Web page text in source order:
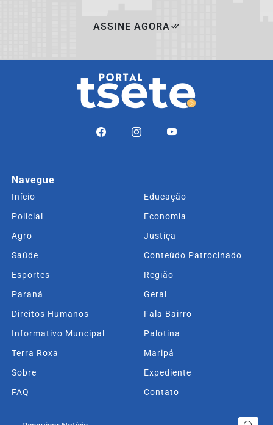
ASSINE AGORA
Navegue
Início
Educação
Policial
Economia
Agro
Justiça
Saúde
Conteúdo Patrocinado
Esportes
Região
Paraná
Geral
Direitos Humanos
Fala Bairro
Informativo Muncipal
Palotina
Terra Roxa
Maripá
Sobre
Expediente
FAQ
Contato